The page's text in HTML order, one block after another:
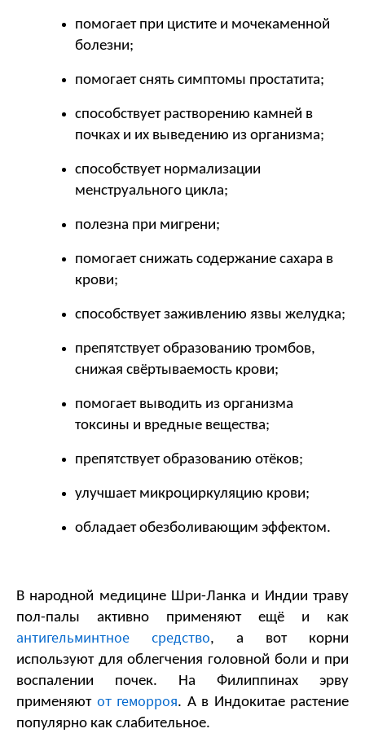
помогает при цистите и мочекаменной
болезни;
помогает снять симптомы простатита;
способствует растворению камней в
почках и их выведению из организма;
способствует нормализации
менструального цикла;
полезна при мигрени;
помогает снижать содержание сахара в
крови;
способствует заживлению язвы желудка;
препятствует образованию тромбов,
снижая свёртываемость крови;
помогает выводить из организма
токсины и вредные вещества;
препятствует образованию отёков;
улучшает микроциркуляцию крови;
обладает обезболивающим эффектом.
В народной медицине Шри-Ланка и Индии траву
антигельминтное средство, а вот корни
используют для облегчения головной боли и при
воспалении почек. На Филиппинах эрву
применяют от геморроя. А в Индокитае растение
популярно как слабительное.